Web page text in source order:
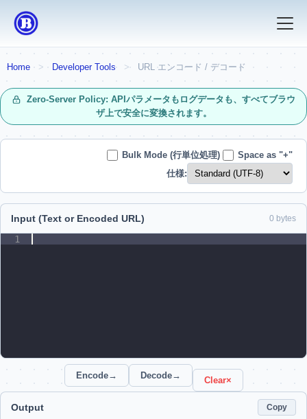
Home > Developer Tools > URL エンコード / デコード
Zero-Server Policy: APIパラメータもログデータも、すべてブラウ
ザ上で安全に変換されます。
Bulk Mode (行単位処理)
Space as "+"
仕様:
Input (Text or Encoded URL) 0 bytes
1
Encode→ Decode→ Clear×
Output Copy